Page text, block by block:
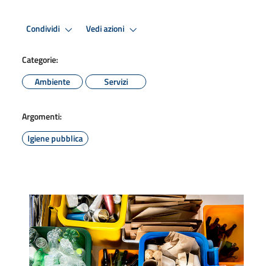
Condividi Vedi azioni
Categorie:
Ambiente
Servizi
Argomenti:
Igiene pubblica